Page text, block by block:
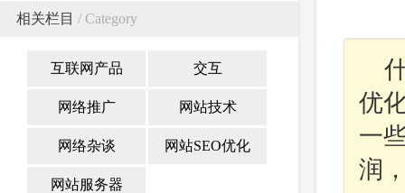
相关栏目 / Category
互联网产品 交互
网络推广 网站技术
网络杂谈 网站SEO优化
网站服务器
优
一
润